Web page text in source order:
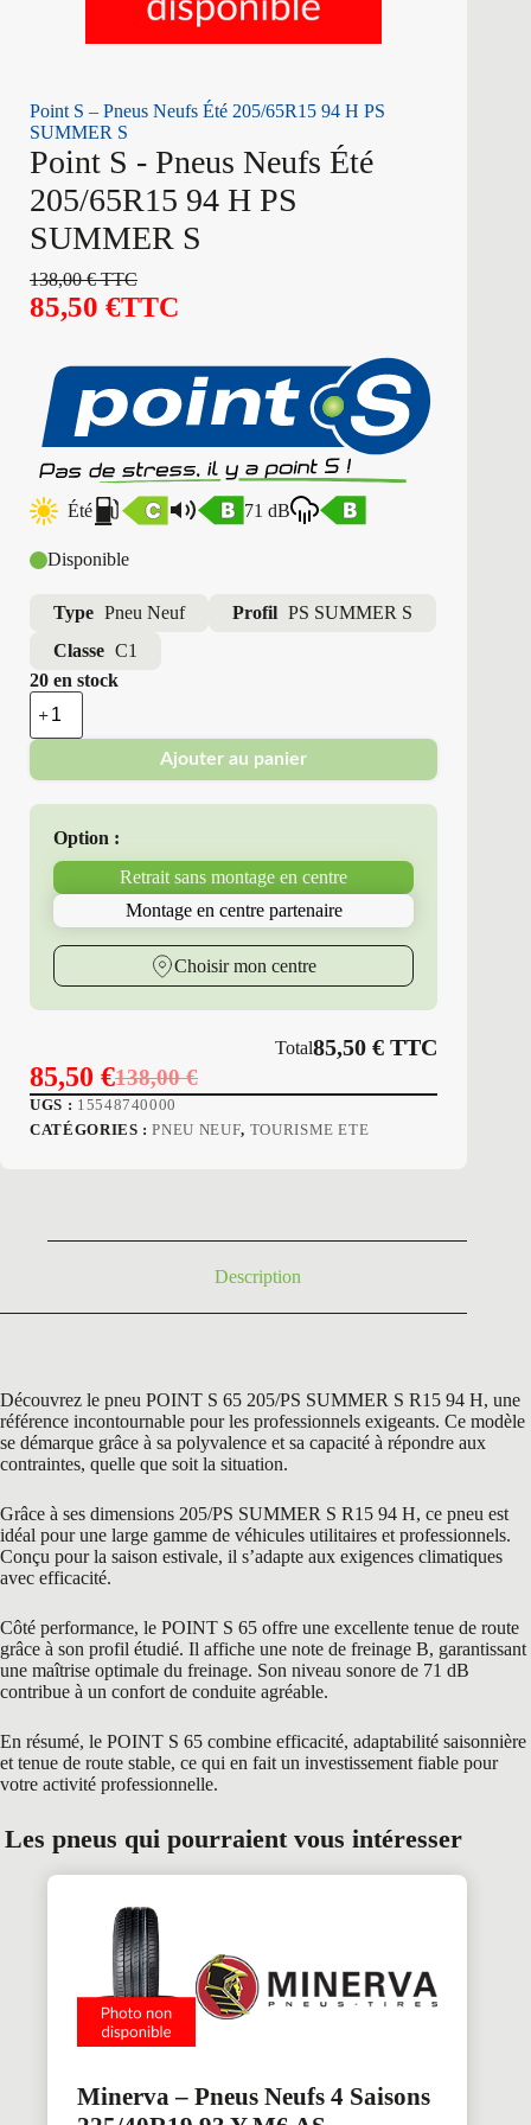
Point S – Pneus Neufs Été 205/65R15 94 H PS
SUMMER S
Point S - Pneus Neufs Été
205/65R15 94 H PS
SUMMER S
138,00€TTC
85,50 €TTC
Été 71 dB
Disponible
Type Pneu Neuf Profil PS SUMMER S
Classe C1
20 en stock
quantité
de
Point
-
Pneus
205/65R15
SUMMER
Ajouter au panier
Option :
Retrait sans montage en centre
Montage en centre partenaire
Choisir mon centre
Total85,50€ TTC
138,00€
Le
prix
85,50 €Le
prix
UGS : 15548740000
CATÉGORIES :PNEU NEUF, TOURISME ETE
Description
Découvrez le pneu POINT S 65 205/PS SUMMER S R15 94 H, une
référence incontournable pour les professionnels exigeants. Ce modèle
se démarque grâce à sa polyvalence et sa capacité à répondre aux
contraintes, quelle que soit la situation.
Grâce à ses dimensions 205/PS SUMMER S R15 94 H, ce pneu est
idéal pour une large gamme de véhicules utilitaires et professionnels.
Conçu pour la saison estivale, il s’adapte aux exigences climatiques
avec efficacité.
Côté performance, le POINT S 65 offre une excellente tenue de route
grâce à son profil étudié. Il affiche une note de freinage B, garantissant
une maîtrise optimale du freinage. Son niveau sonore de 71 dB
contribue à un confort de conduite agréable.
En résumé, le POINT S 65 combine efficacité, adaptabilité saisonnière
et tenue de route stable, ce qui en fait un investissement fiable pour
votre activité professionnelle.
Les pneus qui pourraient vous intéresser
Minerva – Pneus Neufs 4 Saisons